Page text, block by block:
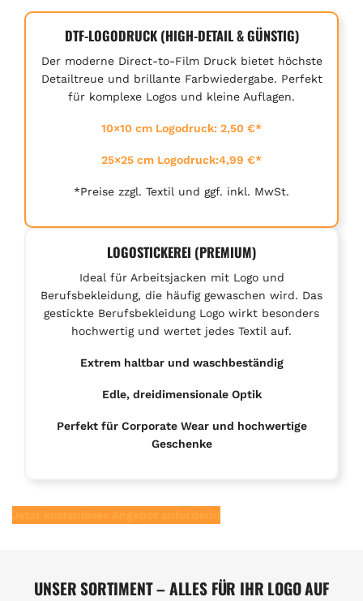
DTF-LOGODRUCK (HIGH-DETAIL & GÜNSTIG)
Der moderne Direct-to-Film Druck bietet höchste
Detailtreue und brillante Farbwiedergabe. Perfekt
für komplexe Logos und kleine Auflagen.
10×10 cm Logodruck: 2,50 €*
25×25 cm Logodruck:4,99 €*
*Preise zzgl. Textil und ggf. inkl. MwSt.
LOGOSTICKEREI (PREMIUM)
Ideal für Arbeitsjacken mit Logo und
Berufsbekleidung, die häufig gewaschen wird. Das
gestickte Berufsbekleidung Logo wirkt besonders
hochwertig und wertet jedes Textil auf.
Extrem haltbar und waschbeständig
Edle, dreidimensionale Optik
Perfekt für Corporate Wear und hochwertige
Geschenke
UNSER SORTIMENT – ALLES FÜR IHR LOGO AUF